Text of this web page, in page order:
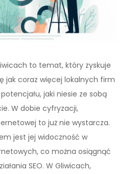
to temat, który zyskuje
jak coraz więcej lokalnych firm
jaki niesie ze sobą
W dobie cyfryzacji,
to już nie wystarcza.
jest jej widoczność w
co można osiągnąć
SEO. W Gliwicach,